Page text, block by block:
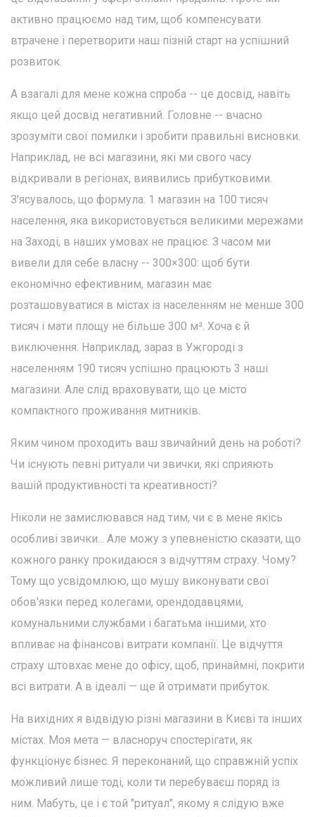
активно працюємо над тим, щоб компенсувати
втрачене і перетворити наш пізній старт на успішний
розвиток.
А взагалі для мене кожна спроба -- це досвід, навіть
якщо цей досвід негативний. Головне -- вчасно
зрозуміти свої помилки і зробити правильні висновки.
Наприклад, не всі магазини, які ми свого часу
відкривали в регіонах, виявились прибутковими.
З'ясувалось, що формула: 1 магазин на 100 тисяч
населення, яка використовується великими мережами
на Заході, в наших умовах не працює. З часом ми
вивели для себе власну -- 300×300: щоб бути
економічно ефективним, магазин має
розташовуватися в містах із населенням не менше 300
тисяч і мати площу не більше 300 м². Хоча є й
виключення. Наприклад, зараз в Ужгороді з
населенням 190 тисяч успішно працюють 3 наші
магазини. Але слід враховувати, що це місто
компактного проживання митників.
Яким чином проходить ваш звичайний день на роботі?
Чи існують певні ритуали чи звички, які сприяють
вашій продуктивності та креативності?
Ніколи не замислювався над тим, чи є в мене якісь
особливі звички... Але можу з упевненістю сказати, що
кожного ранку прокидаюся з відчуттям страху. Чому?
Тому що усвідомлюю, що мушу виконувати свої
обов'язки перед колегами, орендодавцями,
комунальними службами і багатьма іншими, хто
впливає на фінансові витрати компанії. Це відчуття
страху штовхає мене до офісу, щоб, принаймні, покрити
всі витрати. А в ідеалі — ще й отримати прибуток.
На вихідних я відвідую різні магазини в Києві та інших
містах. Моя мета — власноруч спостерігати, як
функціонує бізнес. Я переконаний, що справжній успіх
можливий лише тоді, коли ти перебуваєш поряд із
ним. Мабуть, це і є той "ритуал", якому я слідую вже